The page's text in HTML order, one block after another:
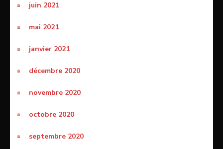
juin 2021
mai 2021
janvier 2021
décembre 2020
novembre 2020
octobre 2020
septembre 2020